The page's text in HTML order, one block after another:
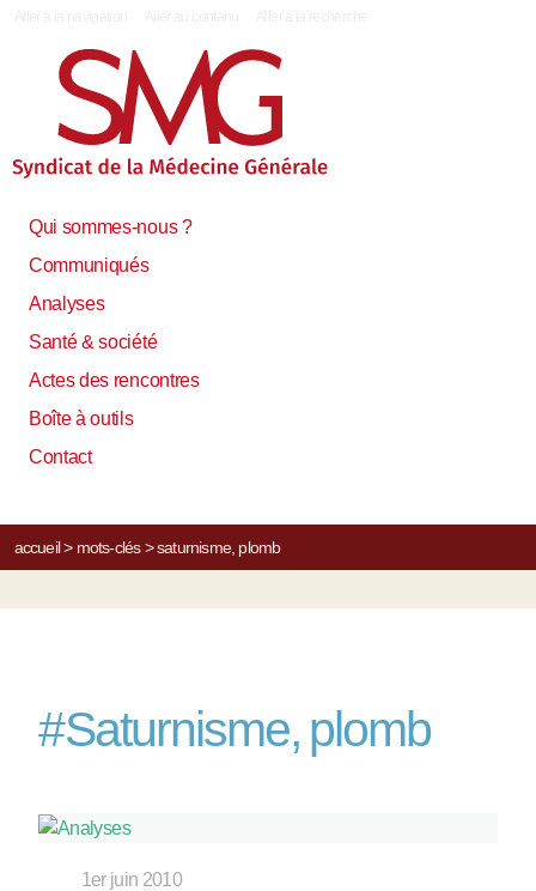
Qui sommes-nous ?
Communiqués
Analyses
Santé & société
Actes des rencontres
Boîte à outils
Contact
accueil> mots-clés> saturnisme, plomb
#Saturnisme, plomb
1er juin 2010